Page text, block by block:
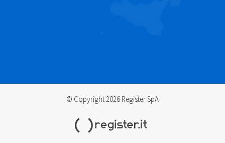
© Copyright 2026 Register SpA